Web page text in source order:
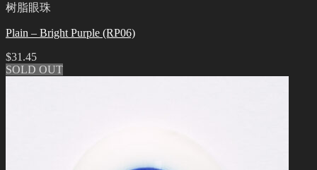
树脂眼珠
Plain – Bright Purple (RP06)
$31.45
SOLD OUT